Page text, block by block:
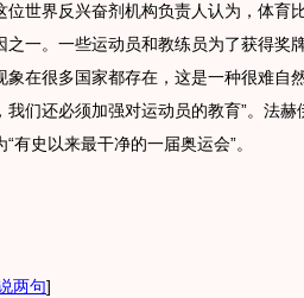
界反兴奋剂机构负责人认为，体育
之一。一些运动员和教练员为了获得奖
象在很多国家都存在，这是一种很难自
我们还必须加强对运动员的教育”。法
“有史以来最干净的一届奥运会”。
两句]